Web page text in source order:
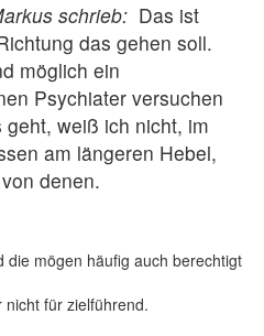
schrieb: Das ist
das gehen soll.
möglich ein
Psychiater versuchen
weiß ich nicht, im
am längeren Hebel,
denen.
die mögen häufig auch berechtigt
nicht für zielführend.